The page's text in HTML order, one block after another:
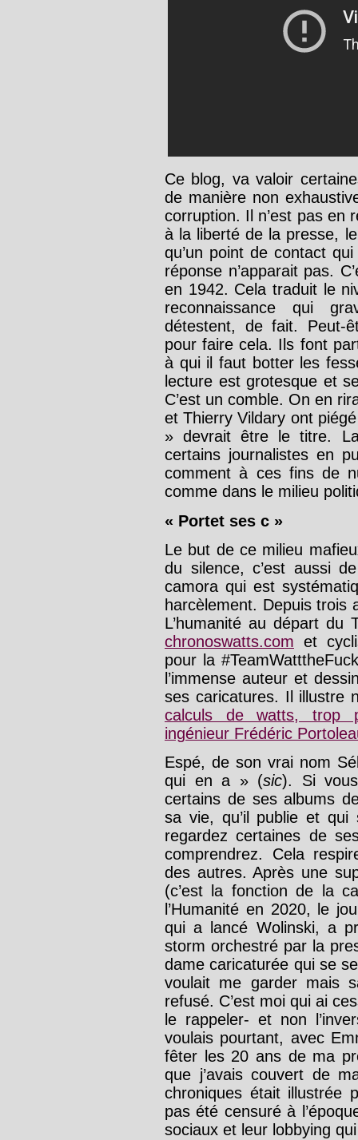
Ce blog, va valoir
de manière non
corruption. Il n’est pas en
à la liberté de la presse,
qu’un point de contact
réponse n’apparait pas.
en 1942. Cela traduit le
reconnaissance qui
détestent, de fait. Peut-
pour faire cela. Ils font
à qui il faut botter les
lecture est grotesque et
C’est un comble. On en
et Thierry Vildary ont
» devrait être le titre.
certains journalistes en
comment à ces fins de
comme dans le milieu
« Portet ses c »
Le but de ce milieu
du silence, c’est aussi
camora qui est
harcèlement. Depuis trois
L’humanité au départ du
chronoswatts.com et
pour la
l’immense auteur et
ses caricatures. Il illustre
calculs de watts, trop
ingénieur Frédéric
Espé, de son vrai nom
qui en a » (sic). Si
certains de ses albums
sa vie, qu’il publie et qui
regardez certaines de
comprendrez. Cela
des autres. Après une
(c’est la fonction de la
l’Humanité en 2020, le
qui a lancé Wolinski, a
storm orchestré par la
dame caricaturée qui se
voulait me garder mais
refusé. C’est moi qui ai
le rappeler- et non
voulais pourtant, avec
fêter les 20 ans de ma
que j’avais couvert de
chroniques était illustrée
pas été censuré à
sociaux et leur lobbying